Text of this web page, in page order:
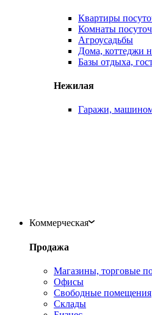
Квартиры
Комнаты
Агроусадьбы
Дома, коттеджи
Базы отдыха,
Нежилая
Гаражи,
Коммерческая
Продажа
Магазины, торговые
Офисы
Свободные помещения
Склады